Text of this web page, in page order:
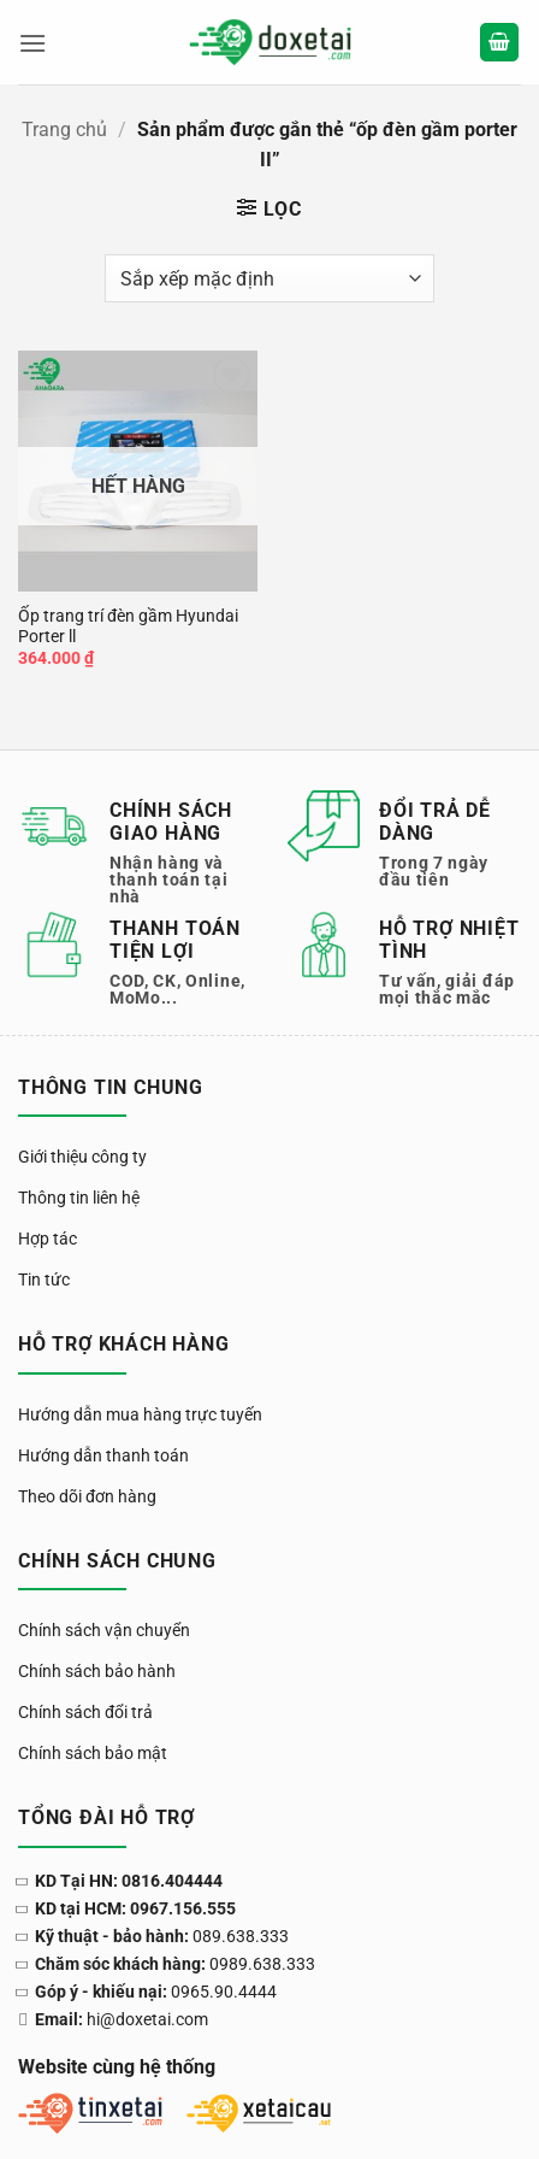
qua
Trang chủ / Sản phẩm được gắn thẻ “ốp đèn gầm porter
II”
LỌC
HẾT HÀNG
Ốp trang trí đèn gầm Hyundai
Porter ll
364.000₫
CHÍNH SÁCH
GIAO HÀNG
Nhận hàng và
thanh toán tại
nhà
ĐỔI TRẢ DỄ
DÀNG
Trong 7 ngày
đầu tiên
THANH TOÁN
TIỆN LỢI
COD, CK, Online,
MoMo...
HỖ TRỢ NHIỆT
TÌNH
Tư vấn, giải đáp
mọi thắc mắc
THÔNG TIN CHUNG
Giới thiệu công ty
Thông tin liên hệ
Hợp tác
Tin tức
HỖ TRỢ KHÁCH HÀNG
Hướng dẫn mua hàng trực tuyến
Hướng dẫn thanh toán
Theo dõi đơn hàng
CHÍNH SÁCH CHUNG
Chính sách vận chuyển
Chính sách bảo hành
Chính sách đổi trả
Chính sách bảo mật
TỔNG ĐÀI HỖ TRỢ
KD Tại HN: 0816.404444
KD tại HCM: 0967.156.555
Kỹ thuật - bảo hành: 089.638.333
Chăm sóc khách hàng: 0989.638.333
Góp ý - khiếu nại: 0965.90.4444
Email: hi@doxetai.com
Website cùng hệ thống